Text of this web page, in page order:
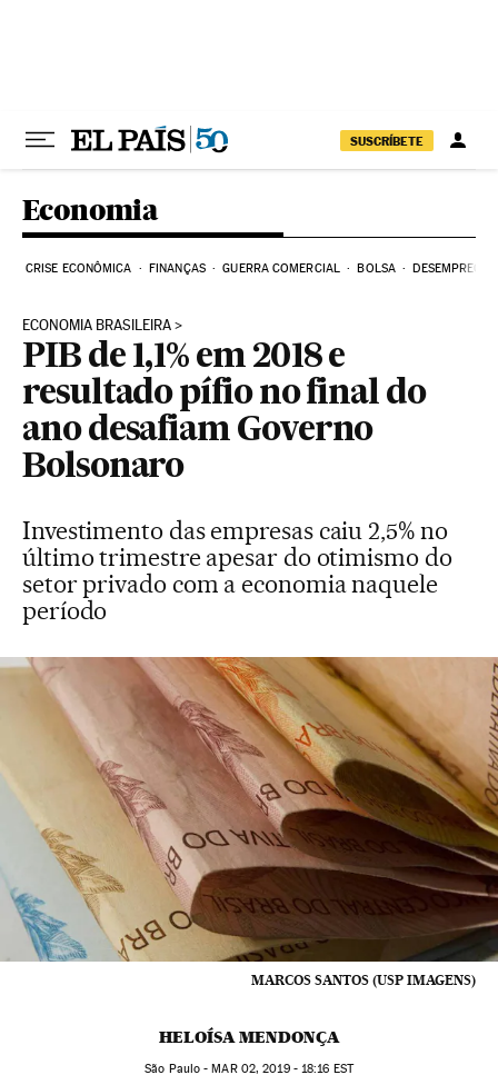
SUSCRÍBETE
Economia
CRISE ECONÔMICA FINANÇAS GUERRA COMERCIAL BOLSA DESEMPREGO
ECONOMIA BRASILEIRA
PIB de 1,1% em 2018 e
resultado pífio no final do
ano desafiam Governo
Bolsonaro
Investimento das empresas caiu 2,5% no
último trimestre apesar do otimismo do
setor privado com a economia naquele
período
MARCOS SANTOS (USP IMAGENS)
HELOÍSA MENDONÇA
São Paulo -MAR02, 2019 - 18:16 EST